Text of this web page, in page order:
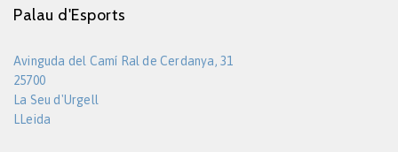
Palau d'Esports
Avinguda del Camí Ral de Cerdanya, 31
25700
La Seu d'Urgell
LLeida